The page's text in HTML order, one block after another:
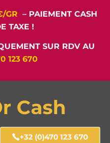
GR – PAIEMENT CASH
TAXE !
SUR RDV AU
123 670
Cash
+32 (0)470 123 670